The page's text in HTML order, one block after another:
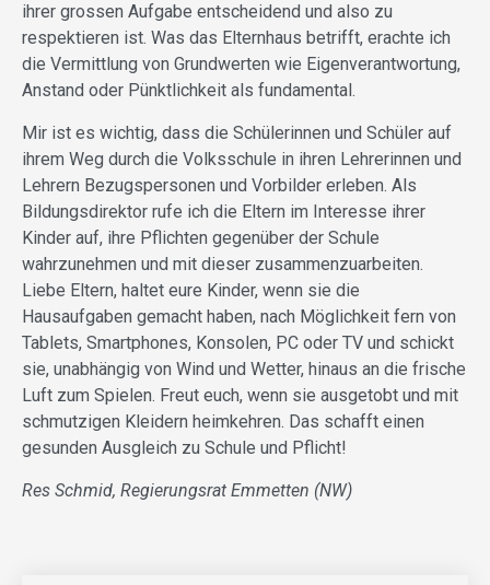
ihrer grossen Aufgabe entscheidend und also zu
respektieren ist. Was das Elternhaus betrifft, erachte ich
die Vermittlung von Grundwerten wie Eigenverantwortung,
Anstand oder Pünktlichkeit als fundamental.
Mir ist es wichtig, dass die Schülerinnen und Schüler auf
ihrem Weg durch die Volksschule in ihren Lehrerinnen und
Lehrern Bezugspersonen und Vorbilder erleben. Als
Bildungsdirektor rufe ich die Eltern im Interesse ihrer
Kinder auf, ihre Pflichten gegenüber der Schule
wahrzunehmen und mit dieser zusammenzuarbeiten.
Liebe Eltern, haltet eure Kinder, wenn sie die
Hausaufgaben gemacht haben, nach Möglichkeit fern von
Tablets, Smartphones, Konsolen, PC oder TV und schickt
sie, unabhängig von Wind und Wetter, hinaus an die frische
Luft zum Spielen. Freut euch, wenn sie ausgetobt und mit
schmutzigen Kleidern heimkehren. Das schafft einen
gesunden Ausgleich zu Schule und Pflicht!
Res Schmid, Regierungsrat Emmetten (NW)